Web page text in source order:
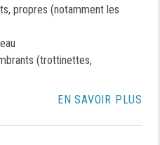
propres (notamment les
(trottinettes,
EN SAVOIR PLUS